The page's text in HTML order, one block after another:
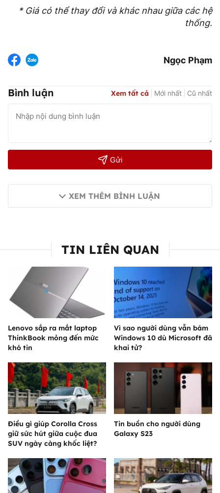
* Giá có thể thay đổi và khác nhau giữa các hệ
thống.
Ngọc Phạm
Bình luận Xem tất cả Mới nhất Cũ nhất
Gửi
XEM THÊM BÌNH LUẬN
TIN LIÊN QUAN
Lenovo sắp ra mắt laptop
ThinkBook mỏng đến mức
khó tin
Vì sao người dùng vẫn bám
Windows 10 dù Microsoft đã
khai tử?
Điều gì giúp Corolla Cross
giữ sức hút giữa cuộc đua
SUV ngày càng khốc liệt?
Tin buồn cho người dùng
Galaxy S23